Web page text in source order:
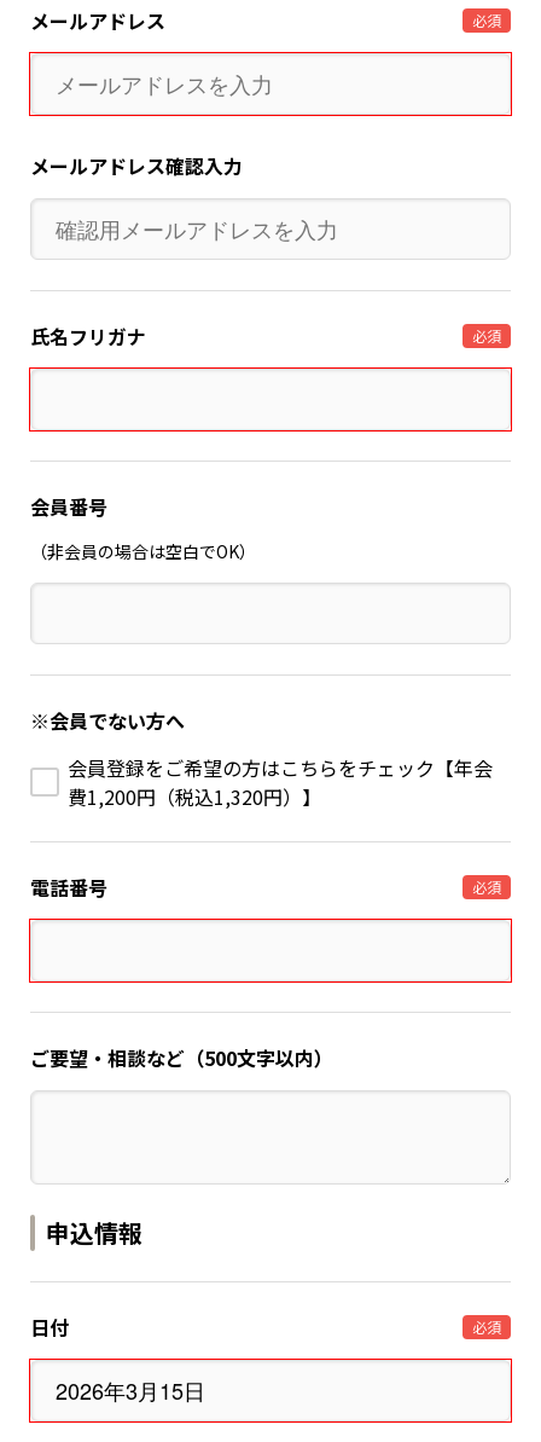
メールアドレス 必須
メールアドレス確認入力
氏名フリガナ 必須
会員番号
（非会員の場合は空白でOK）
※会員でない方へ
会員登録をご希望の方はこちらをチェック【年会
費1,200円（税込1,320円）】
電話番号 必須
ご要望・相談など（500文字以内）
申込情報
日付 必須